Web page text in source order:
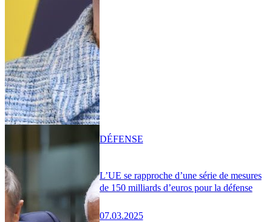
L’UE se rapproche d’une série de mesures
de 150 milliards d’euros pour la défense
07.03.2025
DÉFENSE